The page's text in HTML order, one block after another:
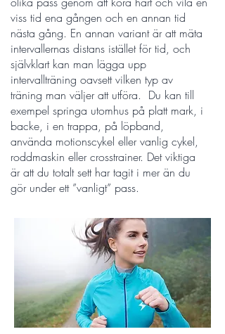
viss tid ena gången och en annan tid
nästa gång. En annan variant är att mäta
intervallernas distans istället för tid, och
självklart kan man lägga upp
intervallträning oavsett vilken typ av
träning man väljer att utföra. Du kan till
exempel springa utomhus på platt mark, i
backe, i en trappa, på löpband,
använda motionscykel eller vanlig cykel,
roddmaskin eller crosstrainer. Det viktiga
är att du totalt sett har tagit i mer än du
gör under ett ”vanligt” pass.